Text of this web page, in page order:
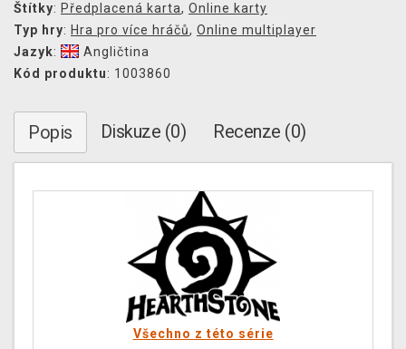
Štítky: Předplacená karta, Online karty
Typ hry: Hra pro více hráčů, Online multiplayer
Jazyk:
Angličtina
Kód produktu: 1003860
Popis Diskuze (0) Recenze (0)
Všechno z této série